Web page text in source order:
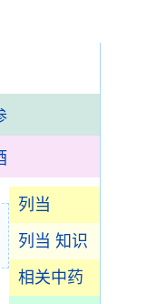
列当
列当 知识
相关中药